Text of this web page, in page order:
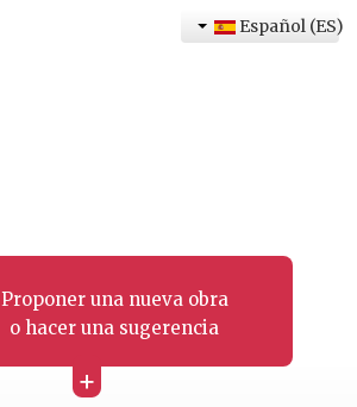
Proponer una nueva obra
o hacer una sugerencia
+
Español (ES)